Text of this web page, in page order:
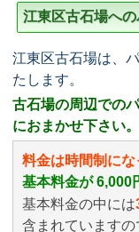
江東区古石場へ
江東区古石場は、
たします。
古石場の周辺での
におまかせ下さい。
料金は時間制にな
基本料金が 6,000
基本料金の中には
含まれていますの